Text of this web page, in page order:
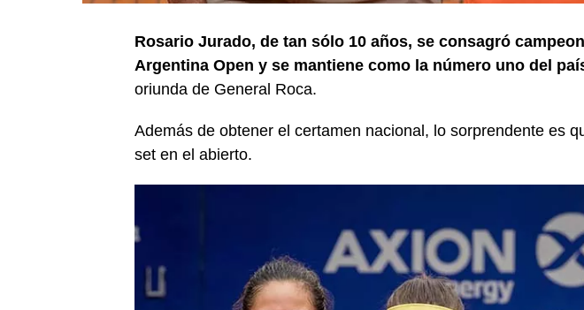
Rosario Jurado, de tan sólo 10 años, se consagró
Argentina Open y se mantiene como la número uno del
oriunda de General Roca.
Además de obtener el certamen nacional, lo sorprendente es
set en el abierto.